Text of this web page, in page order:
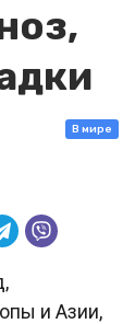
В мире
и Азии,